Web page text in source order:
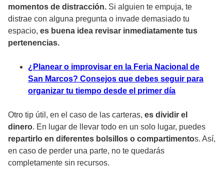
momentos de distracción. Si alguien te empuja, te
distrae con alguna pregunta o invade demasiado tu
espacio, es buena idea revisar inmediatamente tus
pertenencias.
¿Planear o improvisar en la Feria Nacional de
San Marcos? Consejos que debes seguir para
organizar tu tiempo desde el primer día
Otro tip útil, en el caso de las carteras, es dividir el
dinero. En lugar de llevar todo en un solo lugar, puedes
repartirlo en diferentes bolsillos o compartimentos. Así,
en caso de perder una parte, no te quedarás
completamente sin recursos.